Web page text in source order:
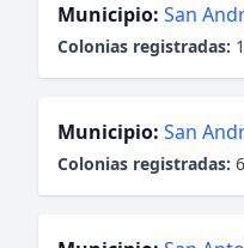
Municipio: San
Colonias registradas: 1
Municipio: San
Colonias registradas: 6